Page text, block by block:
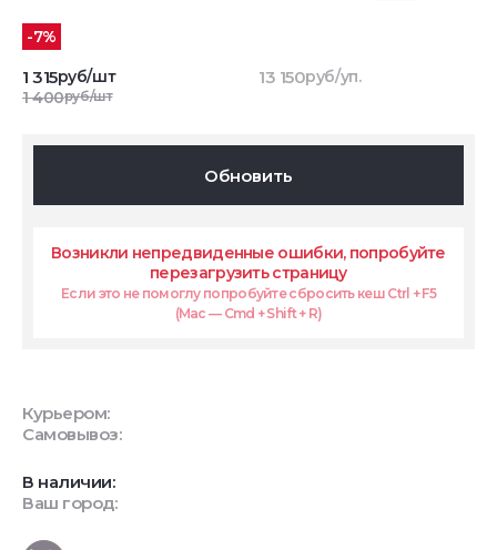
-7%
1 315руб/шт
1 400руб/шт
13 150руб/уп.
Обновить
Возникли непредвиденные ошибки, попробуйте
перезагрузить страницу
Если это не помоглу попробуйте сбросить кеш Ctrl + F5
(Mac — Cmd + Shift + R)
Курьером:
Самовывоз:
В наличии:
Ваш город: